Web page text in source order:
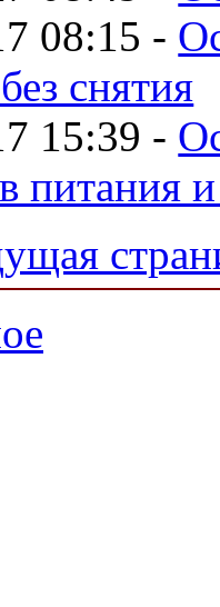
08:15 -
снятия
15:39 -
питания